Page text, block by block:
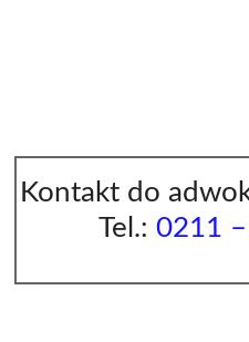
Kontakt do
Tel.:0211